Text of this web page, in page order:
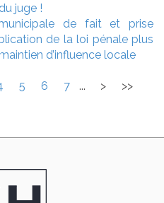
juge !
de fait et prise
de la loi pénale plus
d’influence locale
5 6 7 ... > >>